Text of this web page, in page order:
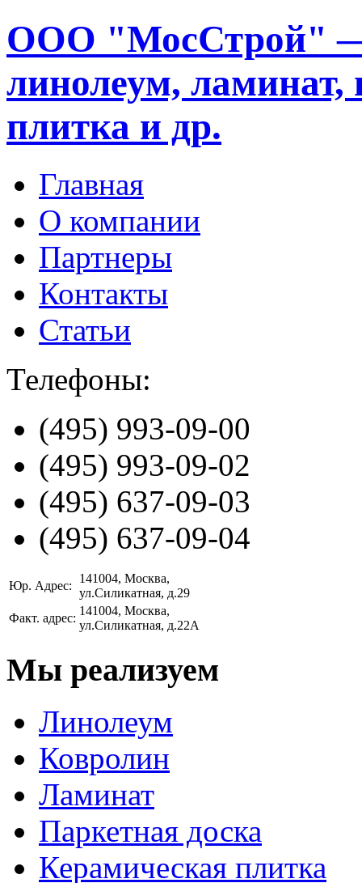
ООО "МосСтрой" —
линолеум, ламинат,
плитка и др.
Главная
О компании
Партнеры
Контакты
Статьи
Телефоны:
(495) 993-09-00
(495) 993-09-02
(495) 637-09-03
(495) 637-09-04
Юр. Адрес:
141004, Москва,
ул.Силикатная, д.29
Факт. адрес:
141004, Москва,
ул.Силикатная, д.22А
Мы реализуем
Линолеум
Ковролин
Ламинат
Паркетная доска
Керамическая плитка